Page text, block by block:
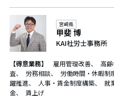
甲斐 博
宮崎県
KAI社労士事務所
【得意業務】 雇用管理改善 高
査
労務相談 労働時間・休暇制
躍推進
人事・賃金制度構築 就
金
賃上げ